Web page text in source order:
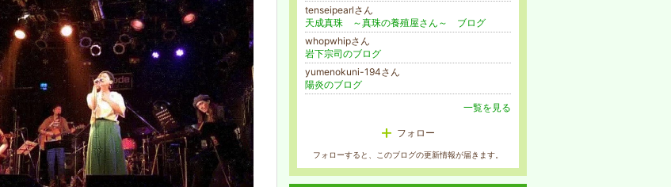
tenseipearlさん
天成真珠 ～真珠の養殖屋さん～ ブログ
whopwhipさん
岩下宗司のブログ
yumenokuni-194さん
陽炎のブログ
一覧を見る
フォロー
フォローすると、このブログの更新情報が届きます。